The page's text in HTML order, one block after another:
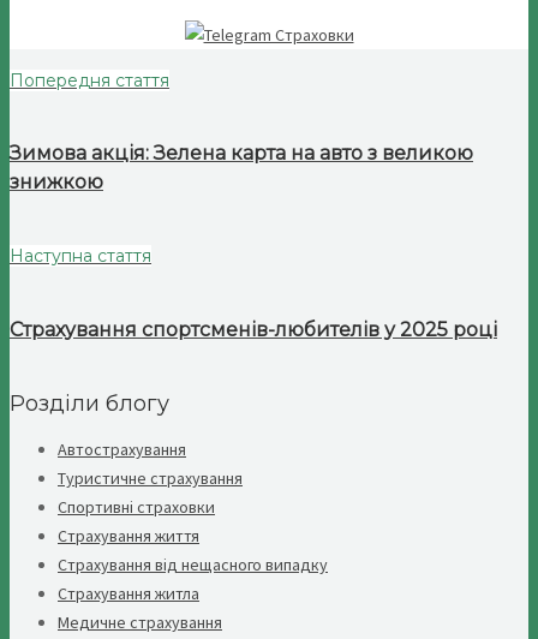
Попередня стаття
Зимова акція: Зелена карта на авто з великою
знижкою
Наступна стаття
Страхування спортсменів-любителів у 2025 році
Розділи блогу
Автострахування
Туристичне страхування
Спортивні страховки
Страхування життя
Страхування від нещасного випадку
Страхування житла
Медичне страхування